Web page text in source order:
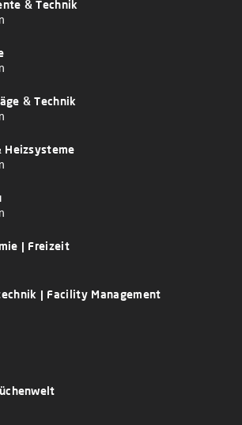
& Technik
& Technik
Heizsysteme
| Freizeit
| Facility Management